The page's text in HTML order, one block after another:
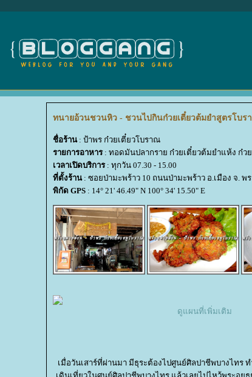
ทนายอ้วนชวนหิว - ชวนไปกินก๋วยเตี๋ยวต้มยำสูตรโบร
ชื่อร้าน: ป้าพร ก๋วยเตี๋ยวโบราณ
รายการอาหาร: ทอดมันปลากราย ก๋วยเตี๋ยวต้มยำแห้ง ก๋ว
เวลาเปิดบริการ: ทุกวัน 07.30 - 15.00
ที่ตั้งร้าน: ซอยป่ามะพร้าว 10 ถนนป่ามะพร้าว อ.เมือง จ. พ
พิกัด GPS : 14° 21' 46.49" N 100° 34' 15.50" E
ดูแผนที่เพิ่มเติม
เมื่อวันเสาร์ที่ผ่านมา มีธุระต้องไปศูนย์ศิลปาชีพบางไทร